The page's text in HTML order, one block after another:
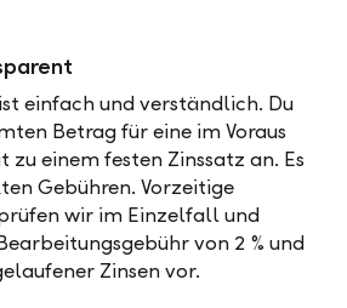
einfach und verständlich. Du
Betrag für eine im Voraus
zu einem festen Zinssatz an. Es
Gebühren. Vorzeitige
wir im Einzelfall und
von 2 % und
Zinsen vor.